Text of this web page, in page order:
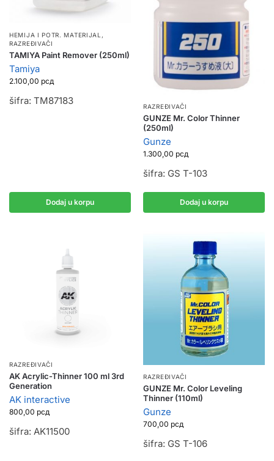
HEMIJA I POTR. MATERIJAL ,
RAZREĐIVAČI
TAMIYA Paint Remover (250ml)
Tamiya
2.100,00 рсд
šifra: TM87183
Dodaj u korpu
RAZREĐIVAČI
GUNZE Mr. Color Thinner
(250ml)
Gunze
1.300,00 рсд
šifra: GS T-103
Dodaj u korpu
RAZREĐIVAČI
AK Acrylic-Thinner 100 ml 3rd
Generation
AK interactive
800,00 рсд
šifra: AK11500
RAZREĐIVAČI
GUNZE Mr. Color Leveling
Thinner (110ml)
Gunze
700,00 рсд
šifra: GS T-106